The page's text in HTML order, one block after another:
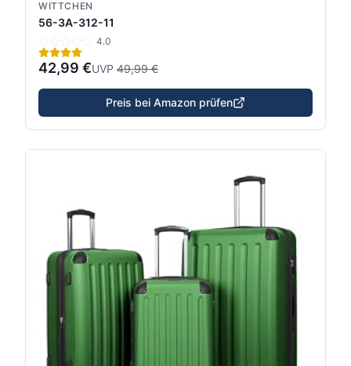
WITTCHEN
56-3A-312-11
4.0
42,99 €UVP 49,99 €
Preis bei Amazon prüfen